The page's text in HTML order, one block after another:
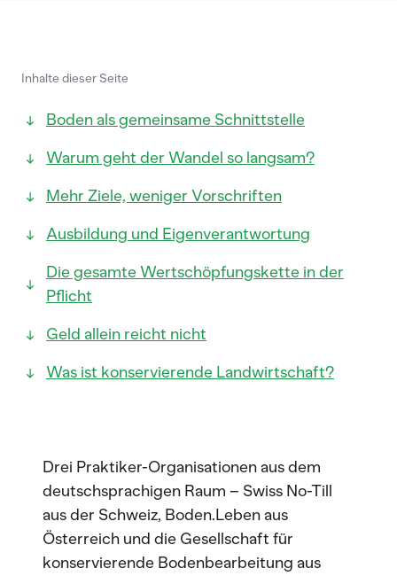
Inhalte dieser Seite
Boden als gemeinsame Schnittstelle
Warum geht der Wandel so langsam?
Mehr Ziele, weniger Vorschriften
Ausbildung und Eigenverantwortung
Die gesamte Wertschöpfungskette in der
Pflicht
Geld allein reicht nicht
Was ist konservierende Landwirtschaft?
Drei Praktiker-Organisationen aus dem
deutschsprachigen Raum – Swiss No-Till
aus der Schweiz, Boden.Leben aus
Österreich und die Gesellschaft für
konservierende Bodenbearbeitung aus